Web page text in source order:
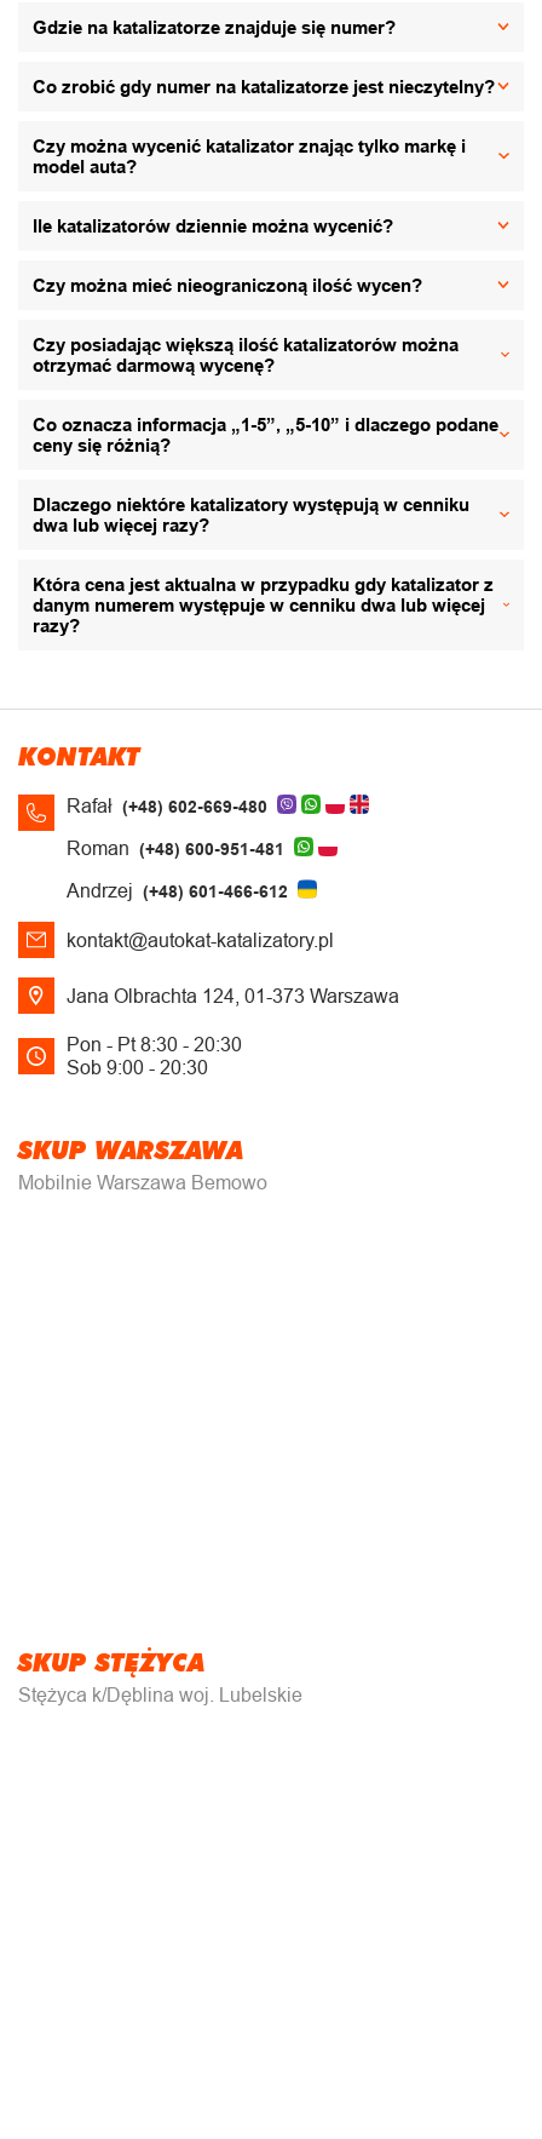
Gdzie na katalizatorze znajduje się numer?
Co zrobić gdy numer na katalizatorze jest nieczytelny?
Czy można wycenić katalizator znając tylko markę i
model auta?
Ile katalizatorów dziennie można wycenić?
Czy można mieć nieograniczoną ilość wycen?
Czy posiadając większą ilość katalizatorów można
otrzymać darmową wycenę?
Co oznacza informacja „1-5”, „5-10” i dlaczego podane
ceny się różnią?
Dlaczego niektóre katalizatory występują w cenniku
dwa lub więcej razy?
Która cena jest aktualna w przypadku gdy katalizator z
danym numerem występuje w cenniku dwa lub więcej
razy?
KONTAKT
Rafał (+48) 602-669-480
Roman (+48) 600-951-481
Andrzej (+48) 601-466-612
kontakt@autokat-katalizatory.pl
Jana Olbrachta 124, 01-373 Warszawa
Pon - Pt 8:30 - 20:30
Sob 9:00 - 20:30
SKUP WARSZAWA
Mobilnie Warszawa Bemowo
SKUP STĘŻYCA
Stężyca k/Dęblina woj. Lubelskie